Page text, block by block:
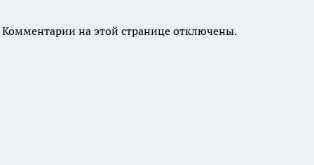
Комментарии на этой странице отключены.